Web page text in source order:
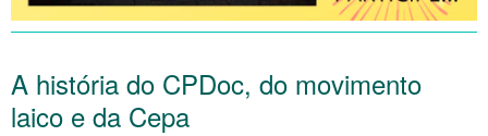
A história do CPDoc, do movimento
laico e da Cepa